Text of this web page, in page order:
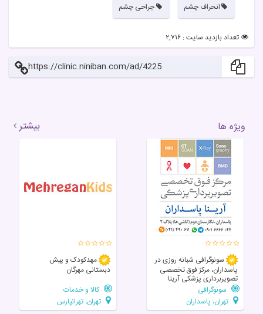
انحراف چشم جراحی چشم
تعداد بازدید سایت : ۲,۷۱۶
https://clinic.niniban.com/ad/4225
ویژه ها بیشتر
سونوگرافی شبانه روزی در
پاسداران، مرکز فوق تخصصی
تصویربرداری پزشکی آرینا
سونوگرافی
تهران، پاسداران
مهدکودک و پیش
دبستانی مهرگان
کالا و خدمات
تهران، تهرانپارس